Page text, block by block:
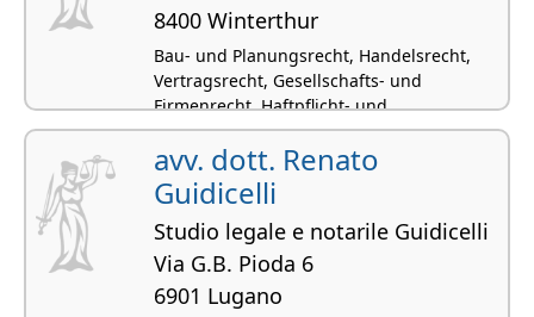
8400 Winterthur
Bau- und Planungsrecht, Handelsrecht,
Vertragsrecht, Gesellschafts- und
Firmenrecht, Haftpflicht- und
Versicherungsrecht
avv. dott. Renato
Guidicelli
Studio legale e notarile Guidicelli
Via G.B. Pioda 6
6901 Lugano